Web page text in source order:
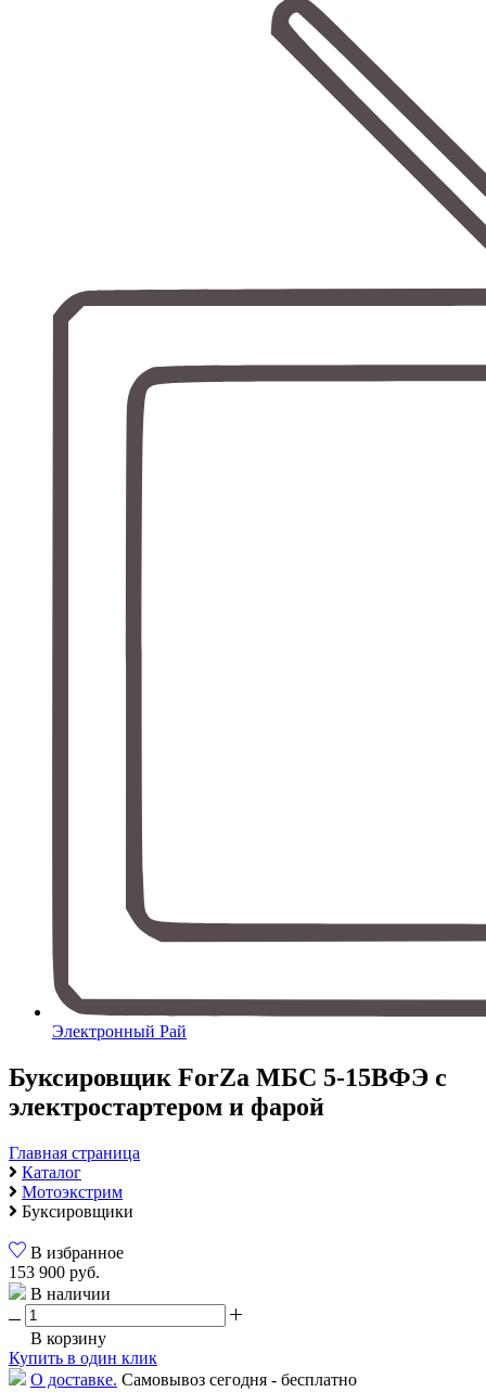
Электронный Рай
Буксировщик ForZa МБС 5-15ВФЭ с
электростартером и фарой
Главная страница
Каталог
Мотоэкстрим
Буксировщики
В избранное
153 900 руб.
В наличии
В корзину
Купить в один клик
О доставке. Самовывоз сегодня - бесплатно